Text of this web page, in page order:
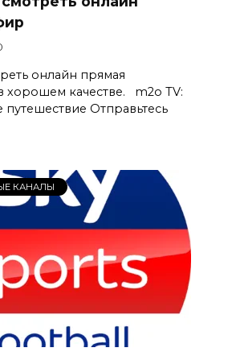
онлайн прямая
хорошем качестве. m2o TV:
путешествие Отправьтесь
КАНАЛЫ